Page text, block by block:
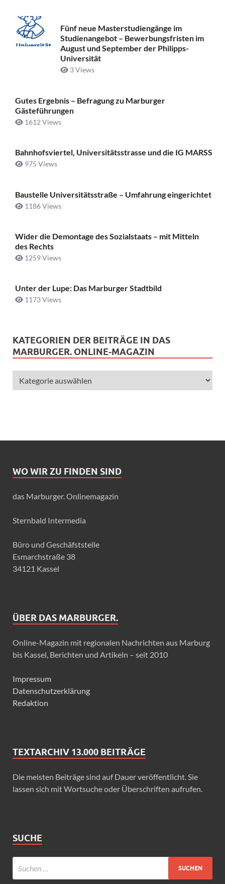
Fünf neue Masterstudiengänge im
Studienangebot – Bewerbungsfristen im
August und September der Philipps-
Universität
3 Views
Gutes Ergebnis – Befragung zu Marburger
Gästeführungen
1612 Views
Bahnhofsviertel, Universitätsstrasse und die IG MARSS
975 Views
Baustelle Universitätsstraße ­– Umfahrung eingerichtet
1186 Views
Wider die Demontage des Sozialstaats – mit Mitteln
des Rechts
1259 Views
Unter der Lupe: Das Marburger Stadtbild
1173 Views
KATEGORIEN DER BEITRÄGE IN DAS
MARBURGER. ONLINE-MAGAZIN
WO WIR ZU FINDEN SIND
das Marburger. Onlinemagazin
Sternbald Intermedia
Büro und Geschäfststelle
Esmarchstraße 38
34121 Kassel
ÜBER DAS MARBURGER.
Online-Magazin mit regionalen Nachrichten aus Marburg
bis Kassel, Berichten und Artikeln – seit 2010
Impressum
Datenschutzerklärung
Redaktion
TEXTARCHIV 13.000 BEITRÄGE
Die meisten Beiträge sind auf Dauer veröffentlicht. Sie
lassen sich mit Wortsuche oder Überschriften aufrufen.
SUCHE